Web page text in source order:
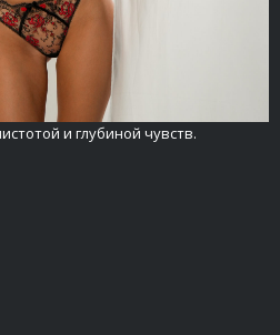
и глубиной чувств.